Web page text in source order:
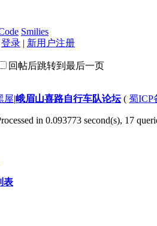
Smilies
登录 | 新用户注册
回帖后跳转到最后一页
屋|峨眉山喜路自行车队论坛( 蜀ICP
in 0.093773 second(s), 17
表